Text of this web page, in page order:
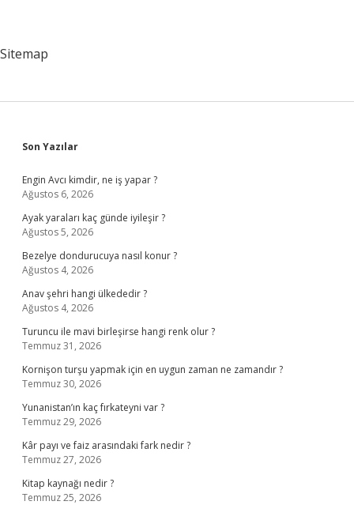
Sitemap
Sidebar
Son Yazılar
Engin Avcı kimdir, ne iş yapar ?
Ağustos 6, 2026
Ayak yaraları kaç günde iyileşir ?
Ağustos 5, 2026
Bezelye dondurucuya nasıl konur ?
Ağustos 4, 2026
Anav şehri hangi ülkededir ?
Ağustos 4, 2026
Turuncu ile mavi birleşirse hangi renk olur ?
Temmuz 31, 2026
Kornişon turşu yapmak için en uygun zaman ne zamandır ?
Temmuz 30, 2026
Yunanistan’ın kaç fırkateyni var ?
Temmuz 29, 2026
Kâr payı ve faiz arasındaki fark nedir ?
Temmuz 27, 2026
Kitap kaynağı nedir ?
Temmuz 25, 2026